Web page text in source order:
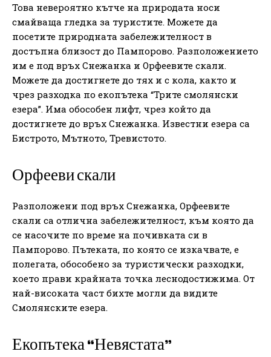
Това невероятно кътче на природата носи
смайваща гледка за туристите. Можете да
посетите природната забележителност в
достъпна близост до Пампорово. Разположението
им е под връх Снежанка и Орфеевите скали.
Можете да достигнете до тях и с кола, както и
чрез разходка по екопътека “Трите смолянски
езера”. Има обособен лифт, чрез който да
достигнете до връх Снежанка. Известни езера са
Бистрото, Мътното, Тревистото.
Орфееви скали
Разположени под връх Снежанка, Орфеевите
скали са отлична забележителност, към която да
се насочите по време на почивката си в
Пампорово. Пътеката, по която се изкачвате, е
полегата, обособено за туристически разходки,
което прави крайната точка леснодостижима. От
най-високата част бихте могли да видите
Смолянските езера.
Екопътека “Невястата”